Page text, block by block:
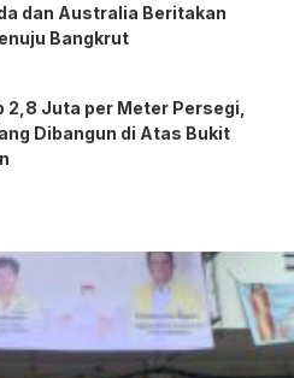
dan Australia Beritakan
Bangkrut
2,8 Juta per Meter Persegi,
Dibangun di Atas Bukit